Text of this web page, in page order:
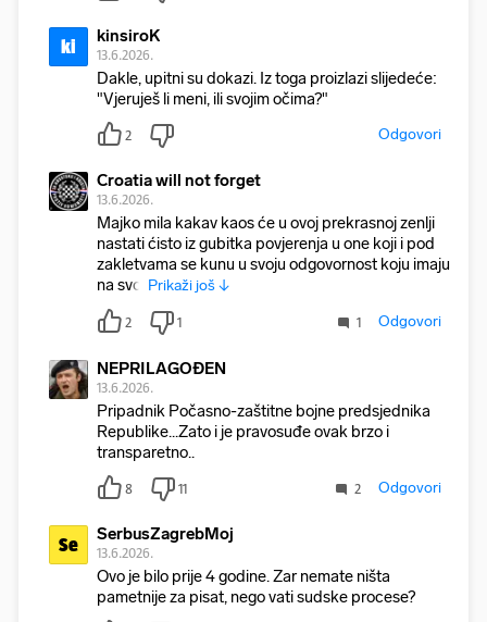
ki kinsiroK
13.6.2026.
Dakle, upitni su dokazi. Iz toga proizlazi slijedeće:
"Vjeruješ li meni, ili svojim očima?"
2 Odgovori
Croatia will not forget
13.6.2026.
Majko mila kakav kaos će u ovoj prekrasnoj zenlji
nastati ćisto iz gubitka povjerenja u one koji i pod
zakletvama se kunu u svoju odgovornost koju imaju
na svoj Prikaži još ↓
2 1 1 Odgovori
NEPRILAGOĐEN
13.6.2026.
Pripadnik Počasno-zaštitne bojne predsjednika
Republike...Zato i je pravosuđe ovak brzo i
transparetno..
8 11 2 Odgovori
Se SerbusZagrebMoj
13.6.2026.
Ovo je bilo prije 4 godine. Zar nemate ništa
pametnije za pisat, nego vati sudske procese?